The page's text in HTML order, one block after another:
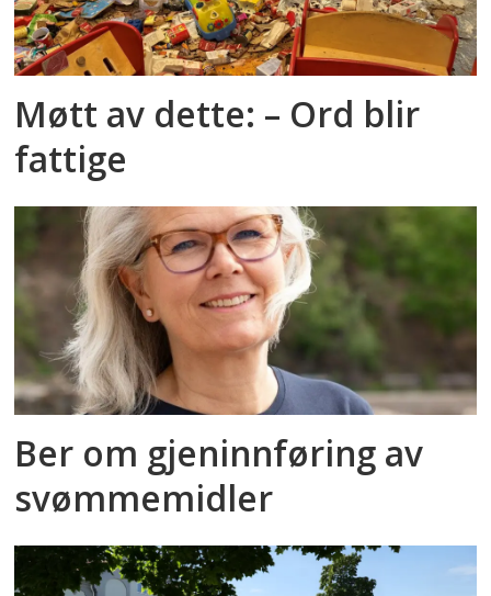
Møtt av dette: – Ord blir
fattige
Ber om gjeninnføring av
svømmemidler